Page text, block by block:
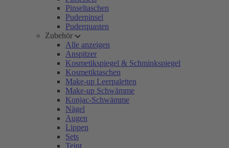
Pinseltaschen
Puderpinsel
Puderquasten
Zubehör
Alle anzeigen
Anspitzer
Kosmetikspiegel & Schminkspiegel
Kosmetiktaschen
Make-up Leerpaletten
Make-up Schwämme
Konjac-Schwämme
Nägel
Augen
Lippen
Sets
Teint